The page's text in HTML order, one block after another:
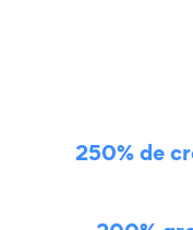
250% de